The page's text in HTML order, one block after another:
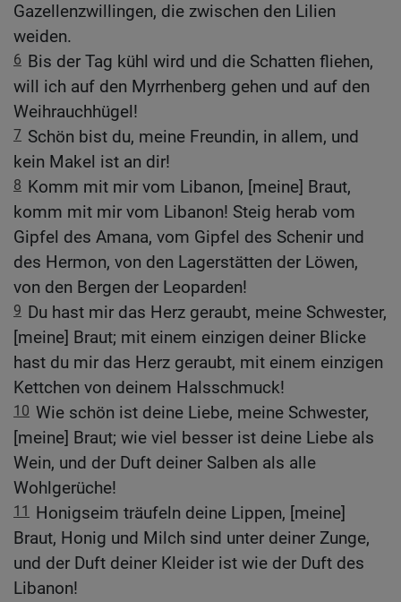
Gazellenzwillingen, die zwischen den Lilien
weiden.
6 Bis der Tag kühl wird und die Schatten fliehen,
will ich auf den Myrrhenberg gehen und auf den
Weihrauchhügel!
7 Schön bist du, meine Freundin, in allem, und
kein Makel ist an dir!
8 Komm mit mir vom Libanon, [meine] Braut,
komm mit mir vom Libanon! Steig herab vom
Gipfel des Amana, vom Gipfel des Schenir und
des Hermon, von den Lagerstätten der Löwen,
von den Bergen der Leoparden!
9 Du hast mir das Herz geraubt, meine Schwester,
[meine] Braut; mit einem einzigen deiner Blicke
hast du mir das Herz geraubt, mit einem einzigen
Kettchen von deinem Halsschmuck!
10 Wie schön ist deine Liebe, meine Schwester,
[meine] Braut; wie viel besser ist deine Liebe als
Wein, und der Duft deiner Salben als alle
Wohlgerüche!
11 Honigseim träufeln deine Lippen, [meine]
Braut, Honig und Milch sind unter deiner Zunge,
und der Duft deiner Kleider ist wie der Duft des
Libanon!